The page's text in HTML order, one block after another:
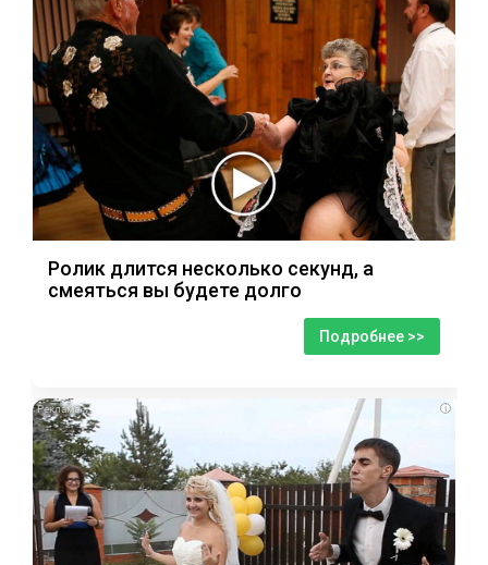
Ролик длится несколько секунд, а
смеяться вы будете долго
Подробнее >>
i